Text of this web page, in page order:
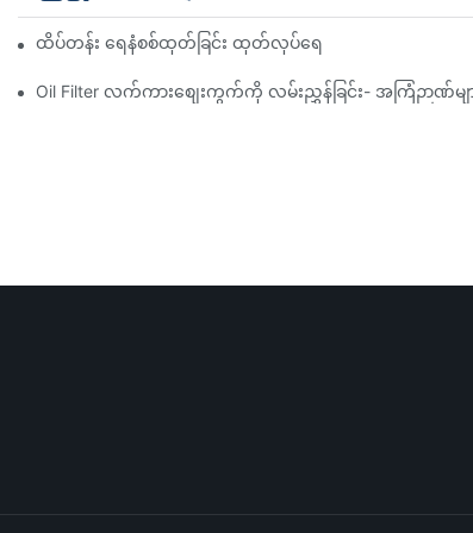
ထိပ်တန်း ရေနံစစ်ထုတ်ခြင်း ထုတ်လုပ်ရေးကုမ္ပဏီများ- ပြည့်
Oil Filter လက်ကားစျေးကွက်ကို လမ်းညွှန်ခြင်း- အကြံဉာဏ်မ